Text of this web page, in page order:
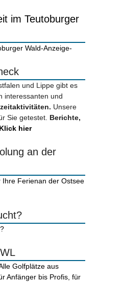
im Teutoburger
-Anzeige-
und Lippe gibt es
interessanten und
Unsere
Sie getestet. Berichte,
Klick hier
an der